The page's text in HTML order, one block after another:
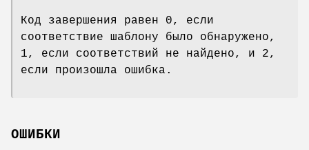
Код завершения равен 0, если
соответствие шаблону было обнаружено,
1, если соответствий не найдено, и 2,
если произошла ошибка.
ОШИБКИ